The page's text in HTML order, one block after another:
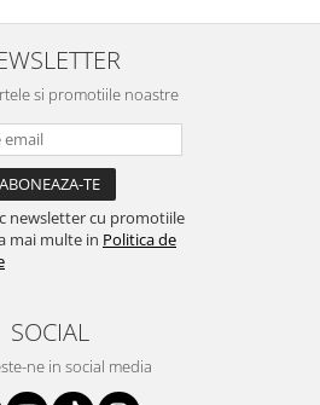
si promotiile noastre
newsletter cu promotiile
mai multe in Politica de
SOCIAL
ne in social media